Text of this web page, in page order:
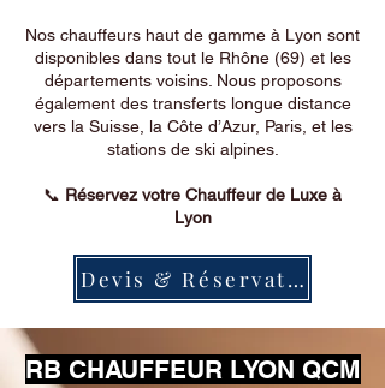
Nos chauffeurs haut de gamme à Lyon sont
disponibles dans tout le Rhône (69) et les
départements voisins. Nous proposons
également des transferts longue distance
vers la Suisse, la Côte d’Azur, Paris, et les
stations de ski alpines.
📞 Réservez votre Chauffeur de Luxe à
Lyon
Devis & Réservation
RB CHAUFFEUR LYON QCM